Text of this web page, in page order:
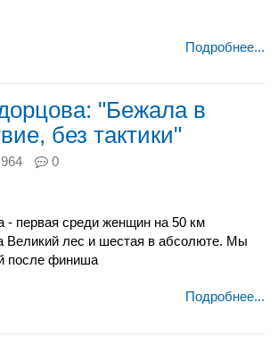
Подробнее...
"Бежала в
без тактики"
964 0
- первая среди женщин на 50 км
Великий лес и шестая в абсолюте. Мы
после финиша
Подробнее...